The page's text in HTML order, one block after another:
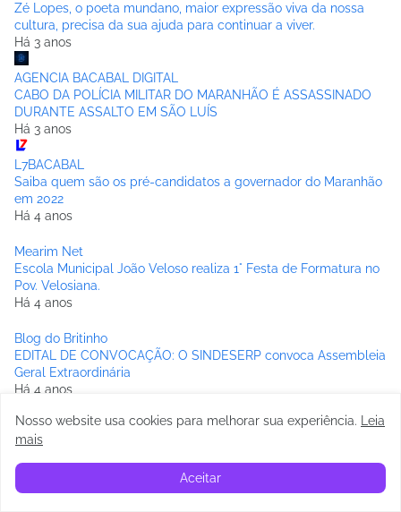
Zé Lopes, o poeta mundano, maior expressão viva da nossa
cultura, precisa da sua ajuda para continuar a viver.
Há 3 anos
AGENCIA BACABAL DIGITAL
CABO DA POLÍCIA MILITAR DO MARANHÃO É ASSASSINADO
DURANTE ASSALTO EM SÃO LUÍS
Há 3 anos
L7BACABAL
Saiba quem são os pré-candidatos a governador do Maranhão
em 2022
Há 4 anos
Mearim Net
Escola Municipal João Veloso realiza 1° Festa de Formatura no
Pov. Velosiana.
Há 4 anos
Blog do Britinho
EDITAL DE CONVOCAÇÃO: O SINDESERP convoca Assembleia
Geral Extraordinária
Há 4 anos
Blog do Júnior da Caçamba
Falta de transparência e indícios de direcionamento marcam
licitação de R$ 33,4 milhões de Edvan Brandão em Bacabal
Nosso website usa cookies para melhorar sua experiência.
Leia
mais
Aceitar